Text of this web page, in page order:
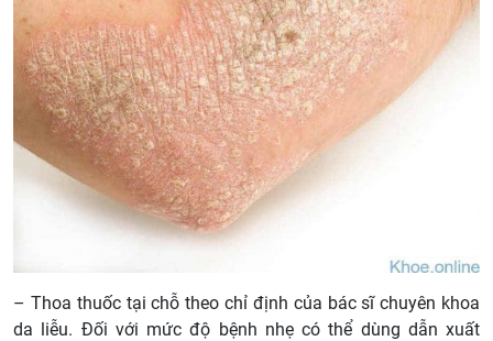
– Thoa thuốc tại chỗ theo chỉ định của bác sĩ chuyên khoa
da liễu. Đối với mức độ bệnh nhẹ có thể dùng dẫn xuất